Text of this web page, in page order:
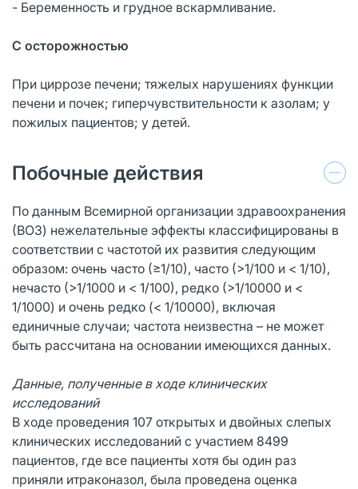
- Беременность и грудное вскармливание.
С осторожностью
При циррозе печени; тяжелых нарушениях функции
печени и почек; гиперчувствительности к азолам; у
пожилых пациентов; у детей.
Побочные действия
По данным Всемирной организации здравоохранения
(ВОЗ) нежелательные эффекты классифицированы в
соответствии с частотой их развития следующим
образом: очень часто (≥1/10), часто (>1/100 и < 1/10),
нечасто (>1/1000 и < 1/100), редко (>1/10000 и <
1/1000) и очень редко (< 1/10000), включая
единичные случаи; частота неизвестна – не может
быть рассчитана на основании имеющихся данных.
Данные, полученные в ходе клинических
исследований
В ходе проведения 107 открытых и двойных слепых
клинических исследований с участием 8499
пациентов, где все пациенты хотя бы один раз
приняли итраконазол, была проведена оценка